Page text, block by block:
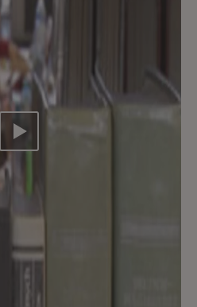
Video abspielen